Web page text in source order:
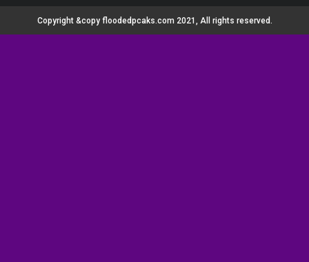
Copyright &copy floodedpcaks.com 2021, All rights reserved.